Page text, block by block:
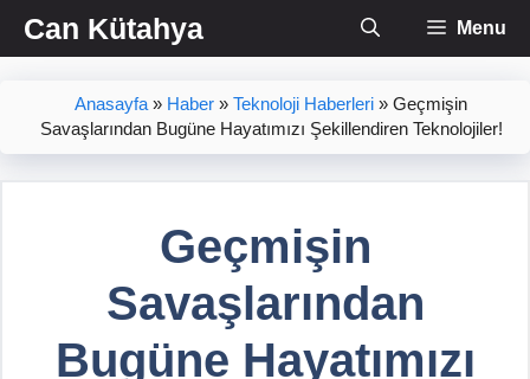
İçeriğe
atlaCan Kütahya Menu
Anasayfa » Haber » Teknoloji Haberleri » Geçmişin
Savaşlarından Bugüne Hayatımızı Şekillendiren Teknolojiler!
Geçmişin
Savaşlarından
Bugüne Hayatımızı